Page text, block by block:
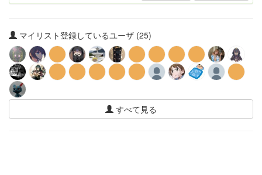
マイリスト登録しているユーザ (25)
すべて見る